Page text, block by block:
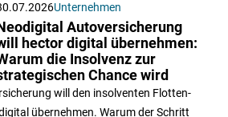
Unternehmen
Autoversicherung
hector digital übernehmen:
die Insolvenz zur
Chance wird
will den insolventen Flotten-
übernehmen. Warum der Schritt